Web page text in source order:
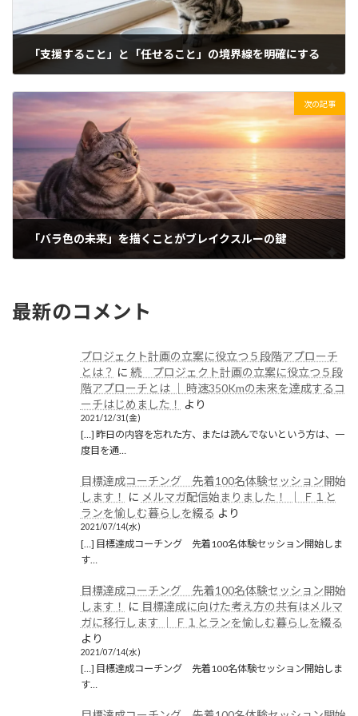
「支援すること」と「任せること」の境界線を明確にする
次の記事
「バラ色の未来」を描くことがブレイクスルーの鍵
最新のコメント
プロジェクト計画の立案に役立つ５段階アプローチ
とは？ に 続 プロジェクト計画の立案に役立つ５段
階アプローチとは │ 時速350Kmの未来を達成するコ
ーチはじめました！
より
2021/12/31(金)
[…] 昨日の内容を忘れた方、または読んでないという方は、一
度目を通…
目標達成コーチング 先着100名体験セッション開始
します！
に メルマガ配信始まりました！ │ Ｆ１と
ランを愉しむ暮らしを綴る より
2021/07/14(水)
[…] 目標達成コーチング 先着100名体験セッション開始しま
す…
目標達成コーチング 先着100名体験セッション開始
します！
に 目標達成に向けた考え方の共有はメルマ
ガに移行します │ Ｆ１とランを愉しむ暮らしを綴る
より
2021/07/14(水)
[…] 目標達成コーチング 先着100名体験セッション開始しま
す…